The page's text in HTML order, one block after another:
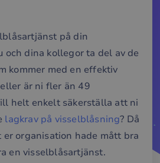
på din
och dina kollegor ta del av de
kommer med en effektiv
är ni fler än 49
helt enkelt säkerställa att ni
lagkrav på visselblåsning? Då
organisation hade mått bra
en visselblåsartjänst.